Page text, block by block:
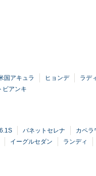
国アキュラ ヒョンデ ラデ
ビアンキ
バネットセレナ カペラ
イーグルセダン ランディ